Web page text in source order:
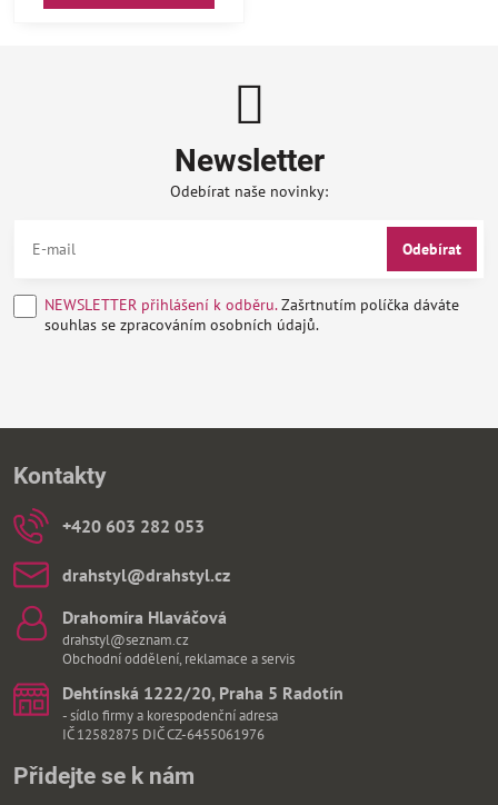
Newsletter
Odebírat naše novinky:
Odebírat
NEWSLETTER přihlášení k odběru.Zašrtnutím políčka dáváte
souhlas se zpracováním osobních údajů.
Kontakty
+420 603 282 053
drahstyl​@drahstyl​.cz
Drahomíra Hlaváčová
drahstyl@seznam.cz
Obchodní oddělení, reklamace a servis
Dehtínská 1222/20, Praha 5 Radotín
- sídlo firmy a korespodenční adresa
IČ 12582875 DIČ CZ-6455061976
Přidejte se k nám